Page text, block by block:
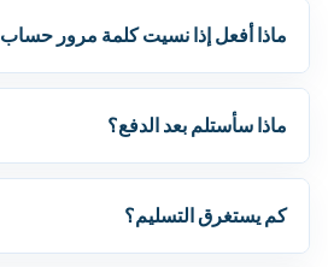
ماذا أفعل إذا نسيت كلمة مرور حساب A3؟
ماذا سأستلم بعد الدفع؟
كم يستغرق التسليم؟